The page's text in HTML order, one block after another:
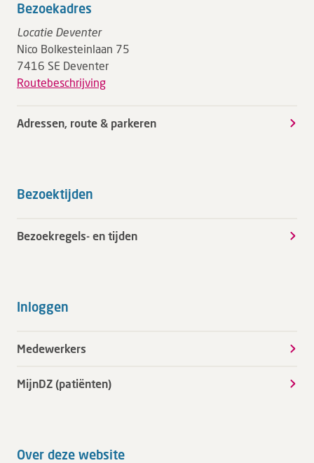
Bezoekadres
Locatie Deventer
Nico Bolkesteinlaan 75
7416 SE Deventer
Routebeschrijving
Adressen, route & parkeren
Bezoektijden
Bezoekregels- en tijden
Inloggen
Medewerkers
MijnDZ (patiënten)
Over deze website